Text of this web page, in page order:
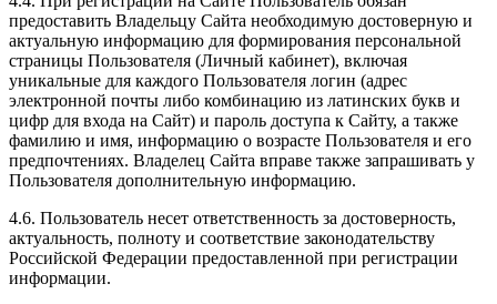
предоставить Владельцу Сайта необходимую достоверную и
актуальную информацию для формирования персональной
страницы Пользователя (Личный кабинет), включая
уникальные для каждого Пользователя логин (адрес
электронной почты либо комбинацию из латинских букв и
цифр для входа на Сайт) и пароль доступа к Сайту, а также
фамилию и имя, информацию о возрасте Пользователя и его
предпочтениях. Владелец Сайта вправе также запрашивать у
Пользователя дополнительную информацию.
4.6. Пользователь несет ответственность за достоверность,
актуальность, полноту и соответствие законодательству
Российской Федерации предоставленной при регистрации
информации.